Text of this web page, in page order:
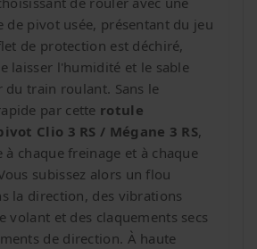
pivot usée, présentant du jeu
de protection est déchiré,
laisser l'humidité et le sable
train roulant. Sans le
par cette rotule
Clio 3 RS / Mégane 3 RS,
à chaque freinage et à chaque
subissez alors un flou
la direction, des vibrations
volant et des claquements secs
de direction. À haute